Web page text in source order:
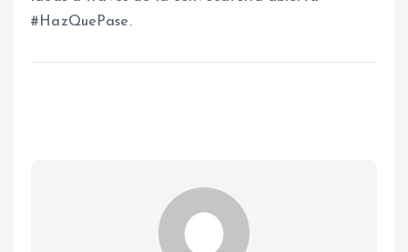
#HazQuePase.